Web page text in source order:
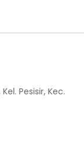
Pesisir, Kec.